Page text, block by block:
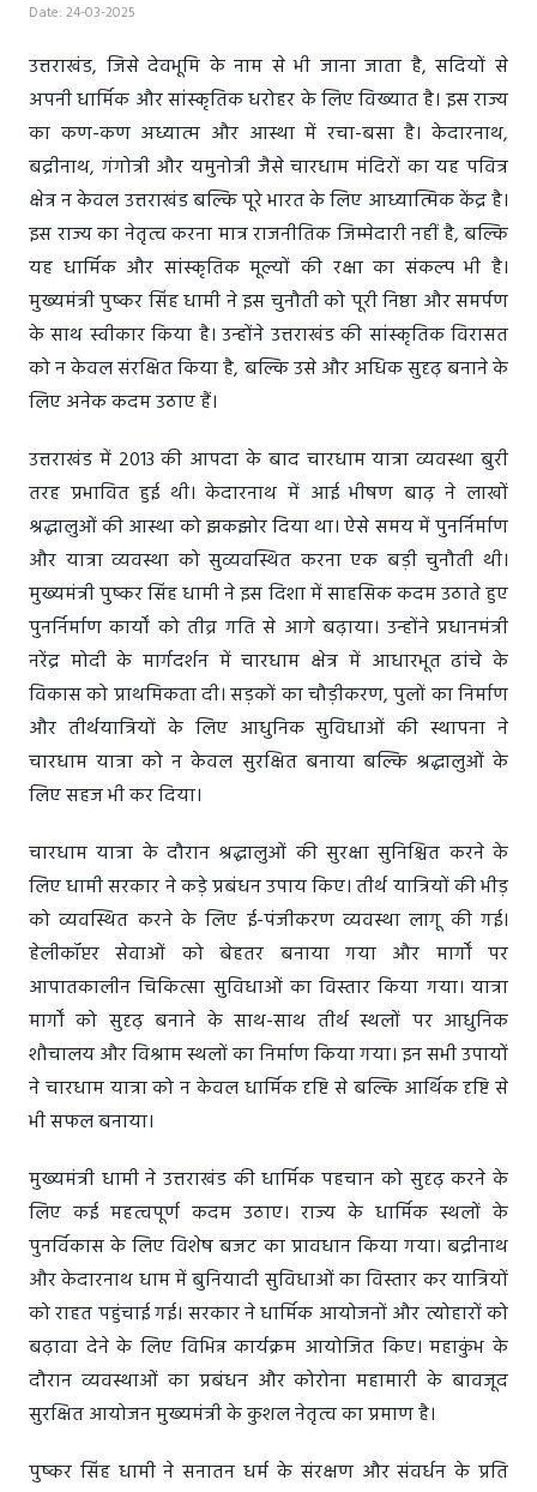
Date: 24-03-2025
उत्तराखंड, जिसे देवभूमि के नाम से भी जाना जाता है, सदियों से
अपनी धार्मिक और सांस्कृतिक धरोहर के लिए विख्यात है। इस राज्य
का कण-कण अध्यात्म और आस्था में रचा-बसा है। केदारनाथ,
बद्रीनाथ, गंगोत्री और यमुनोत्री जैसे चारधाम मंदिरों का यह पवित्र
क्षेत्र न केवल उत्तराखंड बल्कि पूरे भारत के लिए आध्यात्मिक केंद्र है।
इस राज्य का नेतृत्व करना मात्र राजनीतिक जिम्मेदारी नहीं है, बल्कि
यह धार्मिक और सांस्कृतिक मूल्यों की रक्षा का संकल्प भी है।
मुख्यमंत्री पुष्कर सिंह धामी ने इस चुनौती को पूरी निष्ठा और समर्पण
के साथ स्वीकार किया है। उन्होंने उत्तराखंड की सांस्कृतिक विरासत
को न केवल संरक्षित किया है, बल्कि उसे और अधिक सुदृढ़ बनाने के
लिए अनेक कदम उठाए हैं।
उत्तराखंड में 2013 की आपदा के बाद चारधाम यात्रा व्यवस्था बुरी
तरह प्रभावित हुई थी। केदारनाथ में आई भीषण बाढ़ ने लाखों
श्रद्धालुओं की आस्था को झकझोर दिया था। ऐसे समय में पुनर्निर्माण
और यात्रा व्यवस्था को सुव्यवस्थित करना एक बड़ी चुनौती थी।
मुख्यमंत्री पुष्कर सिंह धामी ने इस दिशा में साहसिक कदम उठाते हुए
पुनर्निर्माण कार्यों को तीव्र गति से आगे बढ़ाया। उन्होंने प्रधानमंत्री
नरेंद्र मोदी के मार्गदर्शन में चारधाम क्षेत्र में आधारभूत ढांचे के
विकास को प्राथमिकता दी। सड़कों का चौड़ीकरण, पुलों का निर्माण
और तीर्थयात्रियों के लिए आधुनिक सुविधाओं की स्थापना ने
चारधाम यात्रा को न केवल सुरक्षित बनाया बल्कि श्रद्धालुओं के
लिए सहज भी कर दिया।
चारधाम यात्रा के दौरान श्रद्धालुओं की सुरक्षा सुनिश्चित करने के
लिए धामी सरकार ने कड़े प्रबंधन उपाय किए। तीर्थ यात्रियों की भीड़
को व्यवस्थित करने के लिए ई-पंजीकरण व्यवस्था लागू की गई।
हेलीकॉप्टर सेवाओं को बेहतर बनाया गया और मार्गों पर
आपातकालीन चिकित्सा सुविधाओं का विस्तार किया गया। यात्रा
मार्गों को सुदृढ़ बनाने के साथ-साथ तीर्थ स्थलों पर आधुनिक
शौचालय और विश्राम स्थलों का निर्माण किया गया। इन सभी उपायों
ने चारधाम यात्रा को न केवल धार्मिक दृष्टि से बल्कि आर्थिक दृष्टि से
भी सफल बनाया।
मुख्यमंत्री धामी ने उत्तराखंड की धार्मिक पहचान को सुदृढ़ करने के
लिए कई महत्वपूर्ण कदम उठाए। राज्य के धार्मिक स्थलों के
पुनर्विकास के लिए विशेष बजट का प्रावधान किया गया। बद्रीनाथ
और केदारनाथ धाम में बुनियादी सुविधाओं का विस्तार कर यात्रियों
को राहत पहुंचाई गई। सरकार ने धार्मिक आयोजनों और त्योहारों को
बढ़ावा देने के लिए विभिन्न कार्यक्रम आयोजित किए। महाकुंभ के
दौरान व्यवस्थाओं का प्रबंधन और कोरोना महामारी के बावजूद
सुरक्षित आयोजन मुख्यमंत्री के कुशल नेतृत्व का प्रमाण है।
पुष्कर सिंह धामी ने सनातन धर्म के संरक्षण और संवर्धन के प्रति